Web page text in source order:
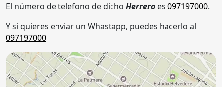
El número de telefono de dicho Herrero es 097197000.
Y si quieres enviar un Whastapp, puedes hacerlo al
097197000